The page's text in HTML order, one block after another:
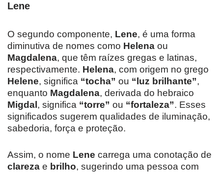
Lene
O segundo componente, Lene, é uma forma
diminutiva de nomes como Helena ou
Magdalena, que têm raízes gregas e latinas,
respectivamente. Helena, com origem no grego
Helene, significa “tocha” ou “luz brilhante”,
enquanto Magdalena, derivada do hebraico
Migdal , significa “torre” ou “fortaleza”. Esses
significados sugerem qualidades de iluminação,
sabedoria, força e proteção.
Assim, o nome Lene carrega uma conotação de
clareza e brilho, sugerindo uma pessoa com